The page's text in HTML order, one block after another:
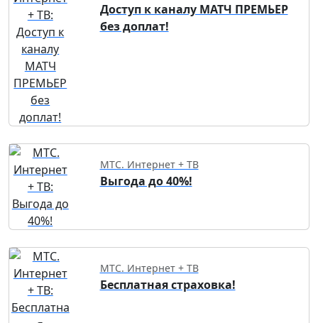
Доступ к каналу МАТЧ ПРЕМЬЕР
без доплат!
МТС. Интернет + ТВ
Выгода до 40%!
МТС. Интернет + ТВ
Бесплатная страховка!